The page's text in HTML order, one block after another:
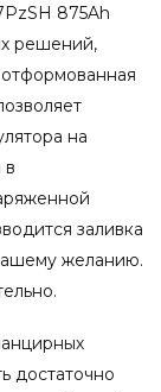
875Ah
решений,
на
в
заливка
желанию.
достаточно